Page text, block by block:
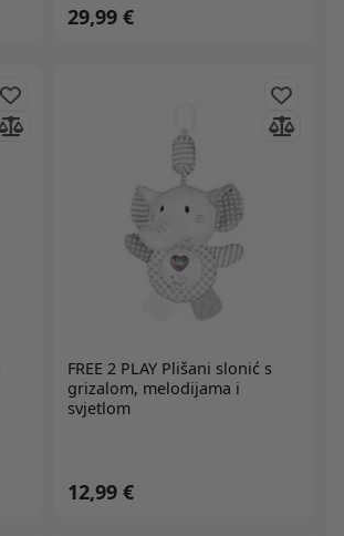
29,99 €
FREE 2 PLAY Plišani slonić s
grizalom, melodijama i
svjetlom
12,99 €